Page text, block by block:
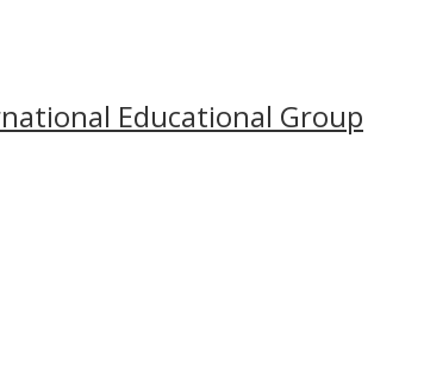
Educational Group